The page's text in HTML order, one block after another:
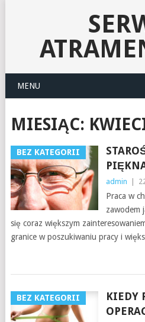
MENU
MIESIĄC:
BEZ KATEGORII
admin
Praca w
zawodem
się coraz większym
granice w poszukiwaniu pracy i
BEZ KATEGORII
KIEDY